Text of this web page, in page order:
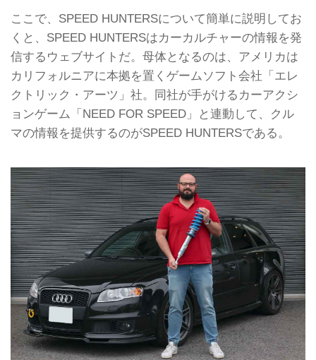
ここで、SPEED HUNTERSについて簡単に説明してお
くと、SPEED HUNTERSはカーカルチャーの情報を発
信するウェブサイトだ。母体となるのは、アメリカは
カリフォルニアに本拠を置くゲームソフト会社「エレ
クトリック・アーツ」社。同社が手がけるカーアクシ
ョンゲーム「NEED FOR SPEED」と連動して、クル
マの情報を提供するのがSPEED HUNTERSである。